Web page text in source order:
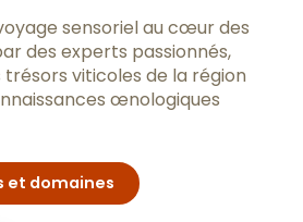
sensoriel au cœur des
des experts passionnés,
viticoles de la région
œnologiques
et domaines